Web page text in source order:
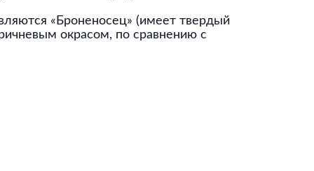
«Броненосец» (имеет твердый
окрасом, по сравнению с